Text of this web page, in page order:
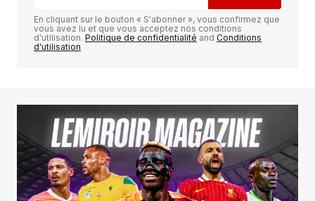
Your E-mail*
Enregistrer mon nom, mon e-mail et mon
site dans le navigateur pour mon prochain
commentaire.
En cliquant sur le bouton « S'abonner », vous confirmez que
vous avez lu et que vous acceptez nos conditions
d'utilisation. Politique de confidentialité and Conditions
d'utilisation